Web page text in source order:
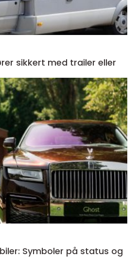
sikkert med trailer eller
Symboler på status og